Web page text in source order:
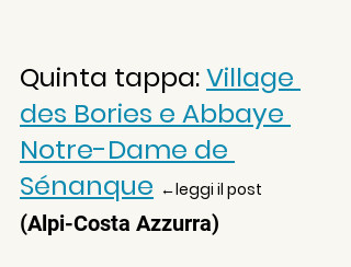
Quinta tappa: Village
des Bories e Abbaye
Notre-Dame de
Sénanque ←leggi il post
(Alpi-Costa Azzurra)